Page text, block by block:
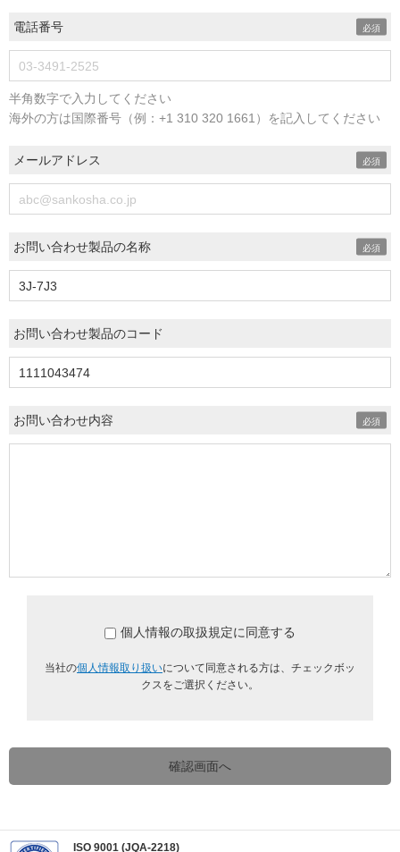
電話番号
半角数字で入力してください
海外の方は国際番号（例：+1 310 320 1661）を記入してください
メールアドレス
お問い合わせ製品の名称
お問い合わせ製品のコード
お問い合わせ内容
個人情報の取扱規定に同意する
当社の個人情報取り扱いについて同意される方は、チェックボッ
クスをご選択ください。
確認画面へ
ISO 9001 (JQA-2218)